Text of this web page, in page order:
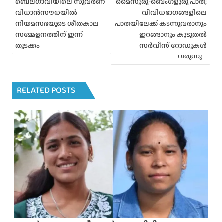
g
a
t
o
വിധാൻസൗധയിൽ
നിയമസഭയുടെ ശീതകാല
സമ്മേളനത്തിന് ഇന്ന്
തുടക്കം
വിവിധഭാഗങ്ങളിലെ
പാതയിലേക്ക് കടന്നുവരാനും
ഇറങ്ങാനും കൂടുതൽ
സർവീസ് റോഡുകൾ
വരുന്നു
RELATED POSTS